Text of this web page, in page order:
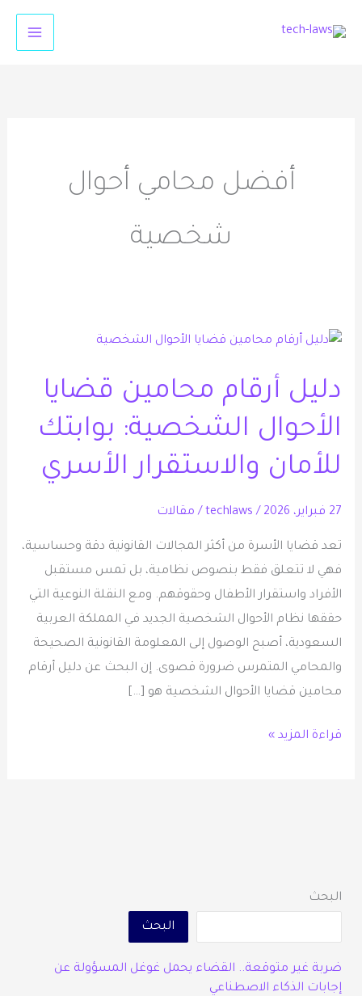
أفضل محامي أحوال
شخصية
دليل أرقام محامين قضايا
الأحوال الشخصية: بوابتك
للأمان والاستقرار الأسري
27 فبراير، 2026 /
techlaws
/ مقالات
تعد قضايا الأسرة من أكثر المجالات القانونية دقة وحساسية،
فهي لا تتعلق فقط بنصوص نظامية، بل تمس مستقبل
الأفراد واستقرار الأطفال وحقوقهم. ومع النقلة النوعية التي
حققها نظام الأحوال الشخصية الجديد في المملكة العربية
السعودية، أصبح الوصول إلى المعلومة القانونية الصحيحة
والمحامي المتمرس ضرورة قصوى. إن البحث عن دليل أرقام
محامين قضايا الأحوال الشخصية هو […]
دليل
محامين
قضايا
الأحوال
الشخصية:
للأمان
قراءة المزيد »
البحث
البحث
ضربة غير متوقعة.. القضاء يحمل غوغل المسؤولة عن
إجابات الذكاء الاصطناعي